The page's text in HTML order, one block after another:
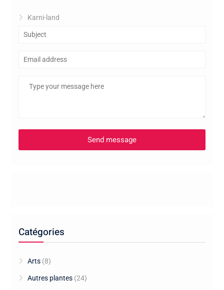
Karni-land
Catégories
Arts (8)
Autres plantes (24)